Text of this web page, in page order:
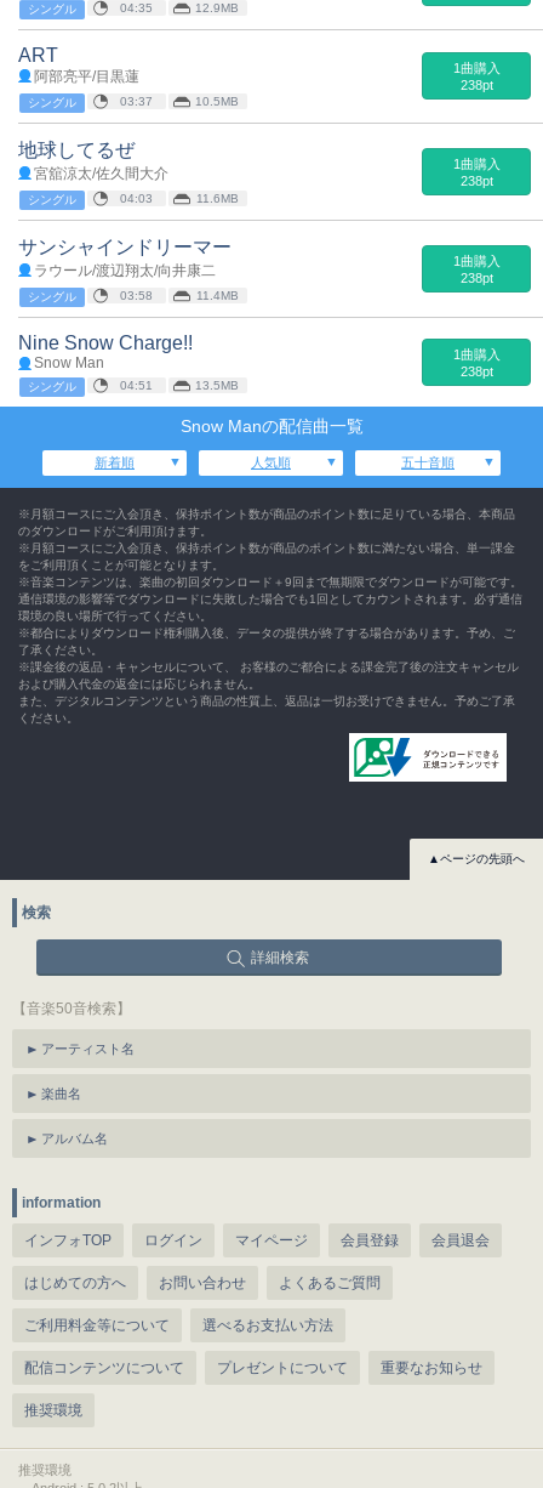
シングル 04:35 12.9MB
ART
阿部亮平/目黒蓮
シングル 03:37 10.5MB
1曲購入
238pt
地球してるぜ
宮舘涼太/佐久間大介
シングル 04:03 11.6MB
1曲購入
238pt
サンシャインドリーマー
ラウール/渡辺翔太/向井康二
シングル 03:58 11.4MB
1曲購入
238pt
Nine Snow Charge!!
Snow Man
シングル 04:51 13.5MB
1曲購入
238pt
Snow Manの配信曲一覧
新着順 人気順 五十音順
※月額コースにご入会頂き、保持ポイント数が商品のポイント数に足りている場合、本商品
のダウンロードがご利用頂けます。
※月額コースにご入会頂き、保持ポイント数が商品のポイント数に満たない場合、単一課金
をご利用頂くことが可能となります。
※音楽コンテンツは、楽曲の初回ダウンロード＋9回まで無期限でダウンロードが可能です。
通信環境の影響等でダウンロードに失敗した場合でも1回としてカウントされます。必ず通信
環境の良い場所で行ってください。
※都合によりダウンロード権利購入後、データの提供が終了する場合があります。予め、ご
了承ください。
※課金後の返品・キャンセルについて、 お客様のご都合による課金完了後の注文キャンセル
および購入代金の返金には応じられません。
また、デジタルコンテンツという商品の性質上、返品は一切お受けできません。予めご了承
ください。
▲ページの先頭へ
検索
詳細検索
【音楽50音検索】
アーティスト名
楽曲名
アルバム名
information
インフォTOP ログイン マイページ 会員登録 会員退会
はじめての方へ お問い合わせ よくあるご質問
ご利用料金等について 選べるお支払い方法
配信コンテンツについて プレゼントについて 重要なお知らせ
推奨環境
推奨環境